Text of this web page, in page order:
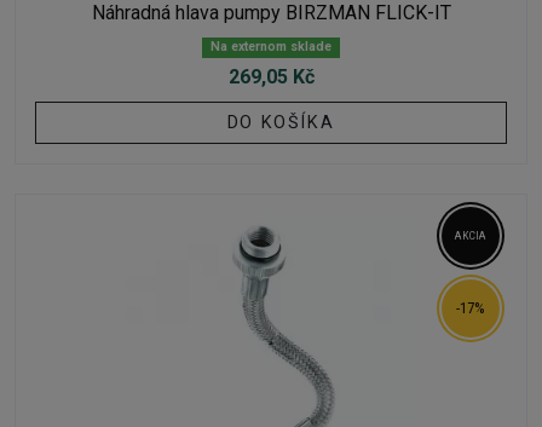
Náhradná hlava pumpy BIRZMAN FLICK-IT
Na externom sklade
269,05 Kč
DO KOŠÍKA
AKCIA
-17%